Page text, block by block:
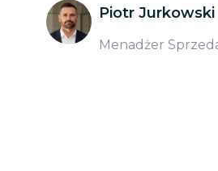
Piotr Jurkowski
Menadżer